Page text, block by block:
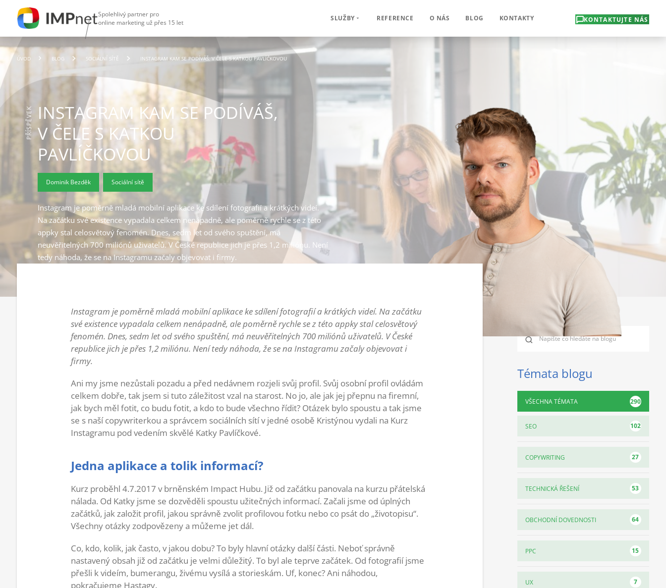
Spolehlivý partner pro
online marketing už přes 15 let
SLUŽBY REFERENCE O NÁS BLOG KONTAKTY KONTAKTUJTE NÁS
ÚVOD BLOG SOCIÁLNÍ SÍTĚ INSTAGRAM KAM SE PODÍVÁŠ, V ČELE S KATKOU PAVLÍČKOVOU
PŘÍSPĚVEK INSTAGRAM KAM SE PODÍVÁŠ,
V ČELE S KATKOU
PAVLÍČKOVOU
Dominik Bezděk Sociální sítě
Instagram je poměrně mladá mobilní aplikace ke sdílení fotografií a krátkých videí.
Na začátku své existence vypadala celkem nenápadně, ale poměrně rychle se z této
appky stal celosvětový fenomén. Dnes, sedm let od svého spuštění, má
neuvěřitelných 700 miliónů uživatelů. V České republice jich je přes 1,2 miliónu. Není
tedy náhoda, že se na Instagramu začaly objevovat i firmy.
Instagram je poměrně mladá mobilní aplikace ke sdílení fotografií a krátkých videí. Na začátku
své existence vypadala celkem nenápadně, ale poměrně rychle se z této appky stal celosvětový
fenomén. Dnes, sedm let od svého spuštění, má neuvěřitelných 700 miliónů uživatelů. V České
republice jich je přes 1,2 miliónu. Není tedy náhoda, že se na Instagramu začaly objevovat i
firmy.
Ani my jsme nezůstali pozadu a před nedávnem rozjeli svůj profil. Svůj osobní profil ovládám
celkem dobře, tak jsem si tuto záležitost vzal na starost. No jo, ale jak jej přepnu na firemní,
jak bych měl fotit, co budu fotit, a kdo to bude všechno řídit? Otázek bylo spoustu a tak jsme
se s naší copywriterkou a správcem sociálních sítí v jedné osobě Kristýnou vydali na Kurz
Instagramu pod vedením skvělé Katky Pavlíčkové.
Jedna aplikace a tolik informací?
Kurz proběhl 4.7.2017 v brněnském Impact Hubu. Již od začátku panovala na kurzu přátelská
nálada. Od Katky jsme se dozvěděli spoustu užitečných informací. Začali jsme od úplných
začátků, jak založit profil, jakou správně zvolit profilovou fotku nebo co psát do „životopisu“.
Všechny otázky zodpovězeny a můžeme jet dál.
Co, kdo, kolik, jak často, v jakou dobu? To byly hlavní otázky další části. Neboť správně
nastavený obsah již od začátku je velmi důležitý. To byl ale teprve začátek. Od fotografií jsme
přešli k videím, bumerangu, živému vysílá a storieskám. Uf, konec? Ani náhodou,
pokračujeme Hastagy.
Témata blogu
VŠECHNA TÉMATA 290
SEO 102
COPYWRITING 27
TECHNICKÁ ŘEŠENÍ 53
OBCHODNÍ DOVEDNOSTI 64
PPC 15
UX 7